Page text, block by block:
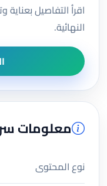
اقرأ التفاصيل
النهائية.
معلومات
نوع المحتوى